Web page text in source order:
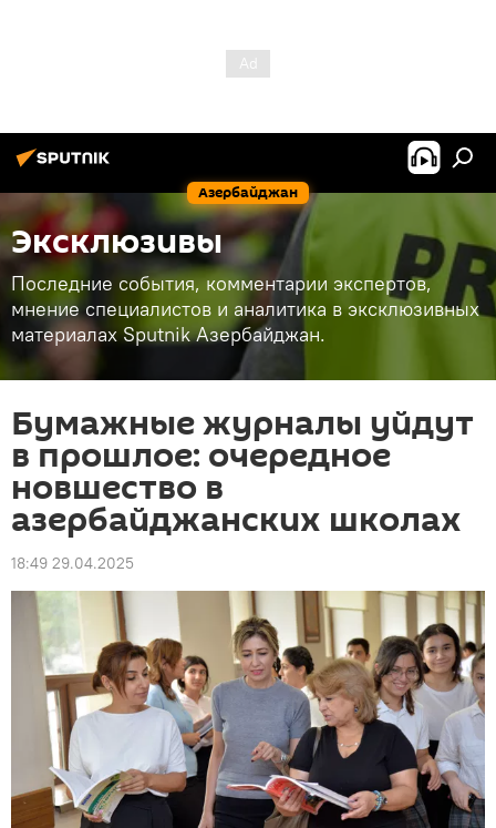
Азербайджан
Эксклюзивы
Последние события, комментарии экспертов,
мнение специалистов и аналитика в эксклюзивных
материалах Sputnik Азербайджан.
Бумажные журналы уйдут
в прошлое: очередное
новшество в
азербайджанских школах
18:49 29.04.2025